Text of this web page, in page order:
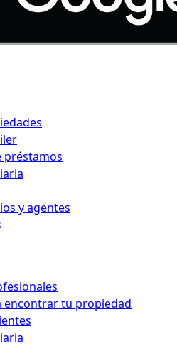
préstamos
y agentes
encontrar tu propiedad